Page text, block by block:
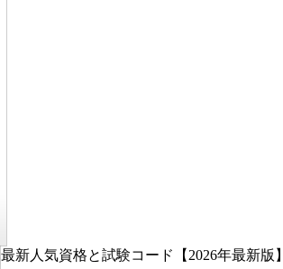
最新人気資格と試験コード【2026年最新版】